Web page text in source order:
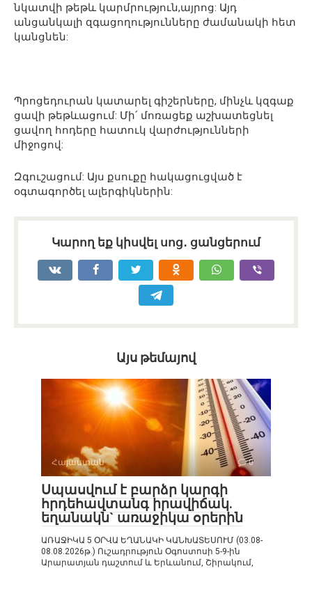
նկատվի թեթև կարմրություն,այրոց: Այդ
անցանկալի զգացողությունները ժամանակի հետ
կանցնեն:
Պրոցեդուրան կատարել գիշերները, մինչև կզգաք
ցավի թեթևացում: Մի՛ մոռացեք աշխատեցնել
ցավող հոդերը հատուկ վարժությունների
միջոցով:
Զգուշացում: Այս քսուքը հակացուցված է
օգտագործել ալերգիկներին:
Կարող եք կիսվել սոց․ ցանցերում
Այս թեմայով
Հայաստան 0
Սպասվում է բարձր կարգի
հրդեհավտանգ իրավիճակ.
եղանակն` առաջիկա օրերին
ԱՌԱՋԻԿԱ 5 ՕՐՎԱ ԵՂԱՆԱԿԻ ԿԱՆԽԱՏԵՍՈՒՄ (03.08-
08.08.2026թ.) Ուշադրություն Օգոստոսի 5-9-ին
Արարատյան դաշտում և Երևանում, Շիրակում,